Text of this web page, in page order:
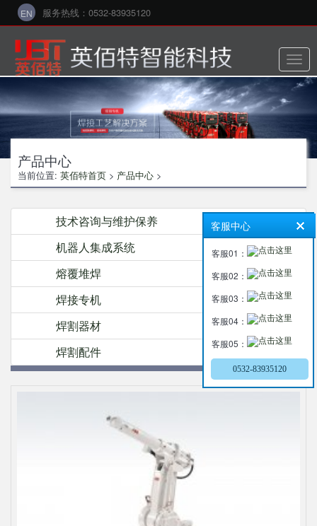
EN 服务热线：0532-83935120
切
换
菜
单
产品中心
当前位置: 英佰特首页 > 产品中心 >
技术咨询与维护保养
机器人集成系统
熔覆堆焊
焊接专机
焊割器材
焊割配件
客服中心
客服01：
客服02：
客服03：
客服04：
客服05：
0532-83935120